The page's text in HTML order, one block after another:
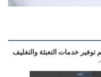
لضمان سلامة بضائعك بشكل أفضل، سيتم توفير خدمات التعبئة والتغليف